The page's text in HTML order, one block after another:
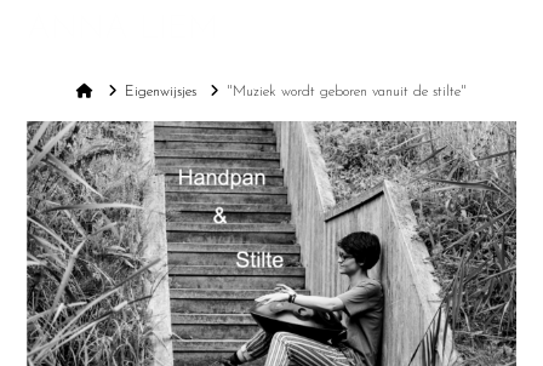
HomeEigenwijsjes "Muziek wordt geboren vanuit de stilte"